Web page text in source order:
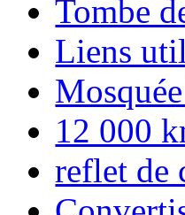
Tombe
Liens
12 000
reflet de